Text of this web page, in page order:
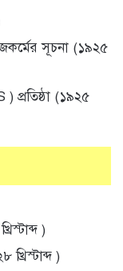
সূচনা (১৯২৫
) প্রতিষ্ঠা (১৯২৫
)
)